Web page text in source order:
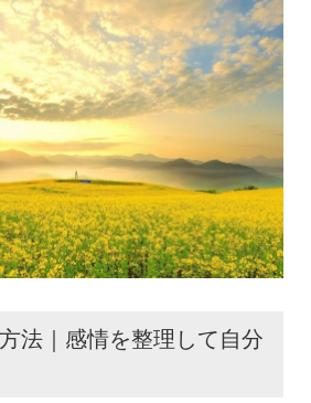
法｜感情を整理して自分